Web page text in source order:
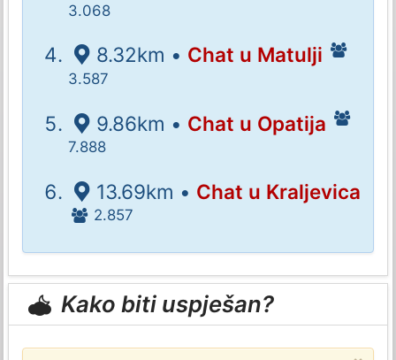
3.068
8.32km • Chat u Matulji
3.587
9.86km • Chat u Opatija
7.888
13.69km • Chat u Kraljevica
2.857
Kako biti uspješan?